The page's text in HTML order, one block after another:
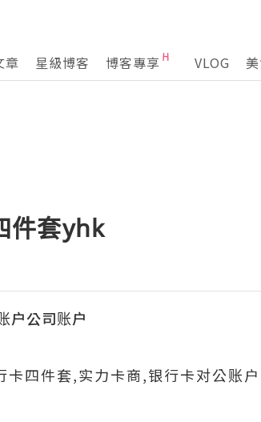
章 星級博客 博客專享 VLOG
件套yhk
户公司账户
四件套,实力卡商,银行卡对公账户